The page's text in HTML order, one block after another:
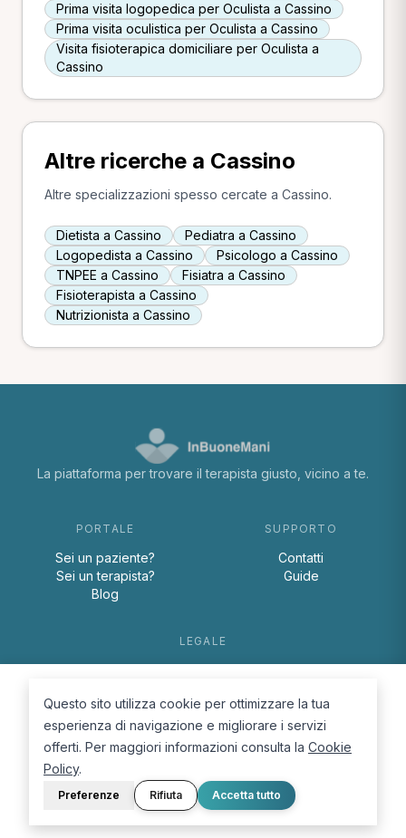
Prima visita logopedica per Oculista a Cassino
Prima visita oculistica per Oculista a Cassino
Visita fisioterapica domiciliare per Oculista a
Cassino
Altre ricerche a Cassino
Altre specializzazioni spesso cercate a Cassino.
Dietista a Cassino
Pediatra a Cassino
Logopedista a Cassino
Psicologo a Cassino
TNPEE a Cassino
Fisiatra a Cassino
Fisioterapista a Cassino
Nutrizionista a Cassino
La piattaforma per trovare il terapista giusto, vicino a te.
PORTALE
Sei un paziente?
Sei un terapista?
Blog
SUPPORTO
Contatti
Guide
LEGALE
Cookie Policy
© 2026 D.Lab S.r.l. — InBuoneMani
Questo sito utilizza cookie per ottimizzare la tua
esperienza di navigazione e migliorare i servizi
offerti. Per maggiori informazioni consulta la Cookie
Policy.
Preferenze Rifiuta Accetta tutto